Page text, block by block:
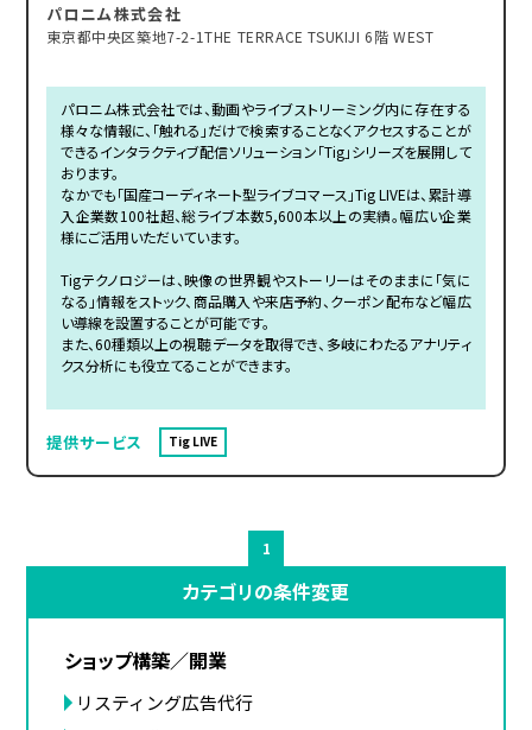
パロニム株式会社
東京都中央区築地7-2-1THE TERRACE TSUKIJI 6階 WEST
パロニム株式会社では、動画やライブストリーミング内に存在する
様々な情報に、「触れる」だけで検索することなくアクセスすることが
できるインタラクティブ配信ソリューション「Tig」シリーズを展開して
おります。
なかでも「国産コーディネート型ライブコマース」Tig LIVEは、累計導
入企業数100社超、総ライブ本数5,600本以上の実績。幅広い企業
様にご活用いただいています。
Tigテクノロジーは、映像の世界観やストーリーはそのままに「気に
なる」情報をストック、商品購入や来店予約、クーポン配布など幅広
い導線を設置することが可能です。
また、60種類以上の視聴データを取得でき、多岐にわたるアナリティ
クス分析にも役立てることができます。
提供サービス Tig LIVE
1
カテゴリの条件変更
ショップ構築／開業
リスティング広告代行